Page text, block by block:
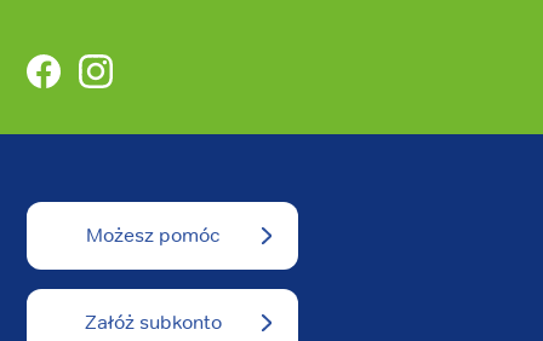
FacebookInstagram
Możesz pomóc
Załóż subkonto